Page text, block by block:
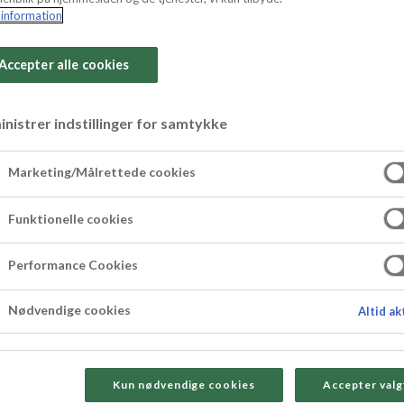
med
bud på en blåbærtærte - nemlig en
alle cookies
indstillinger for samtykke
Marketing/Målrettede cookies
Funktionelle cookies
Performance Cookies
Nødvendige cookies Altid
Kun nødvendige cookies Accepter